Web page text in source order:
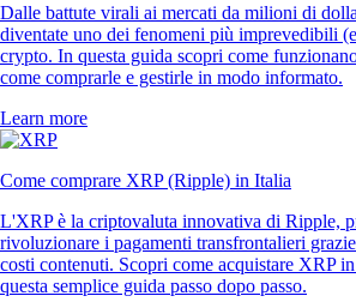
Dalle battute virali ai mercati da milioni di
diventate uno dei fenomeni più imprevedibili
crypto. In questa guida scopri come
come comprarle e gestirle in modo informato.
Learn more
Come comprare XRP (Ripple) in Italia
L'XRP è la criptovaluta innovativa di Ripple,
rivoluzionare i pagamenti transfrontalieri
costi contenuti. Scopri come acquistare XRP
questa semplice guida passo dopo passo.